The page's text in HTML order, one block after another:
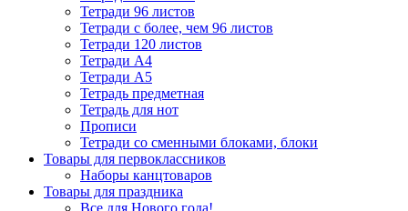
Тетради 96 листов
Тетради с более, чем 96 листов
Тетради 120 листов
Тетради А4
Тетради А5
Тетрадь предметная
Тетрадь для нот
Прописи
Тетради со сменными блоками, блоки
Товары для первоклассников
Наборы канцтоваров
Товары для праздника
Все для Нового года!